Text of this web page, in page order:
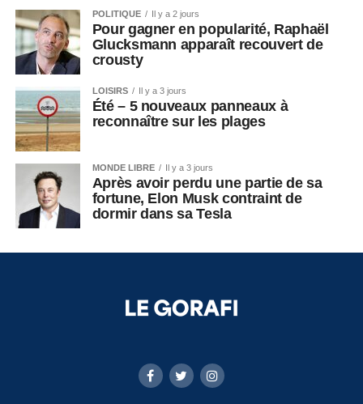
POLITIQUE Il y a 2 jours
Pour gagner en popularité, Raphaël
Glucksmann apparaît recouvert de
crousty
LOISIRS Il y a 3 jours
Été – 5 nouveaux panneaux à
reconnaître sur les plages
MONDE LIBRE Il y a 3 jours
Après avoir perdu une partie de sa
fortune, Elon Musk contraint de
dormir dans sa Tesla